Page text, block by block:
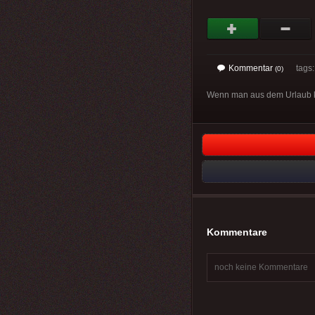
Kommentar (0)
Wenn man aus dem Urlaub
Kommentare
noch keine Kommentare